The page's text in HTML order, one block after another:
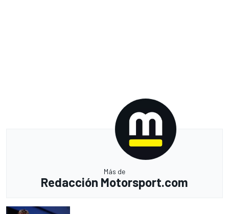
Más de
Redacción Motorsport.com